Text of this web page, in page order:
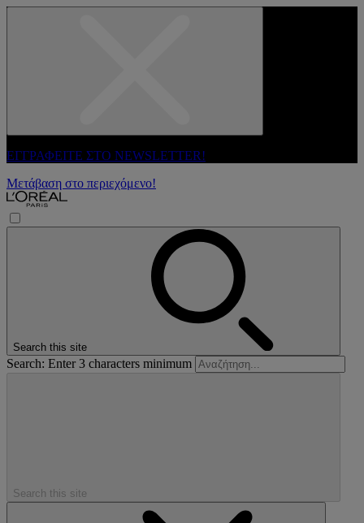
ΕΓΓΡΑΦΕΙΤΕ ΣΤΟ NEWSLETTER!
Μετάβαση στο περιεχόμενο!
Search this site
Search: Enter 3 characters minimum
Search this site